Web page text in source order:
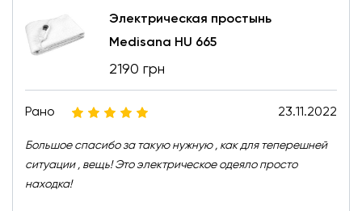
Электрическая простынь
Medisana HU 665
2190 грн
Рано 23.11.2022
Большое спасибо за такую нужную , как для теперешней
ситуации , вещь! Это электрическое одеяло просто
находка!